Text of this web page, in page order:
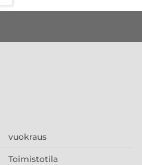
vuokraus
Toimistotila